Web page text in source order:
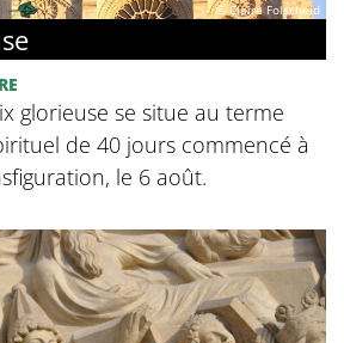
© Claire Folscheid
glorieuse se situe au terme
de 40 jours commencé à
le 6 août.